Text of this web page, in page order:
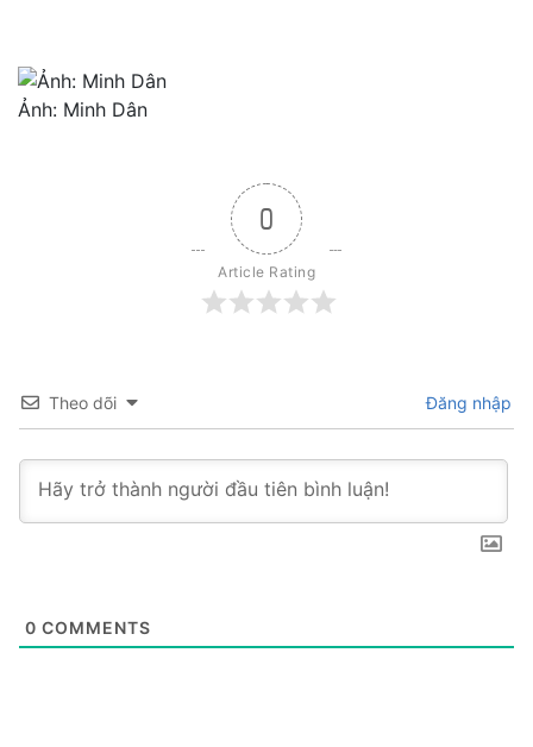
Ảnh: Minh Dân
0
Article Rating
Theo dõi Đăng nhập
0 COMMENTS